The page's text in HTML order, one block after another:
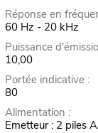
Réponse en
60 Hz - 20 kHz
Puissance
10,00
Portée indicative :
80
Alimentation :
Emetteur : 2 piles